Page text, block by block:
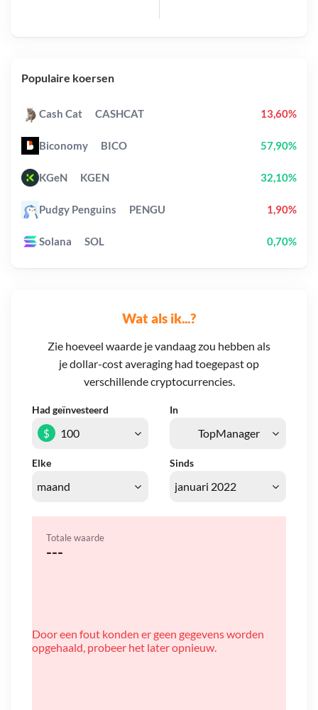
Wat als ik...?
Zie hoeveel waarde je vandaag zou hebben als
je dollar-cost averaging had toegepast op
verschillende cryptocurrencies.
Had geïnvesteerd In
Elke Sinds
$
Totale waarde
---
Door een fout konden er geen gegevens worden
opgehaald, probeer het later opnieuw.
Populaire koersen
Cash Cat CASHCAT 13,60%
Biconomy BICO 57,90%
KGeN KGEN 32,10%
Pudgy Penguins PENGU 1,90%
Solana SOL 0,70%